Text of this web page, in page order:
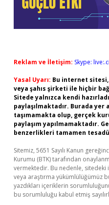
Reklam ve İletişim: Skype:
Yasal Uyarı: Bu internet
veya şahıs şirketi ile hiçbir
Sitede yalnızca kendi
paylaşılmaktadır. Burada
taşımamakta olup, gerçek
paylaşım yapılmamaktadır.
benzerlikleri tamamen
Sitemiz, 5651 Sayılı Kanun
Kurumu (BTK) tarafından
vermektedir. Bu nedenle,
veya araştırma yükümlülüğümüz
yazdıkları içeriklerin
bu sorumluluğu kabul etmiş